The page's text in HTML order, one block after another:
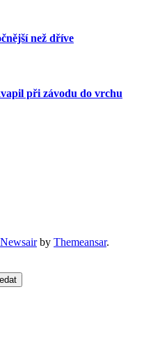
než dříve
při závodu do vrchu
Newsairby Themeansar.